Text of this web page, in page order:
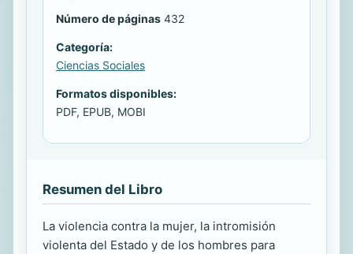
Número de páginas 432
Categoría:
Ciencias Sociales
Formatos disponibles:
PDF, EPUB, MOBI
Resumen del Libro
La violencia contra la mujer, la intromisión
violenta del Estado y de los hombres para